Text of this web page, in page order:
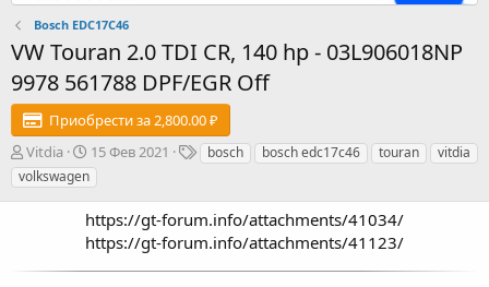
Bosch EDC17C46
VW Touran 2.0 TDI CR, 140 hp - 03L906018NP
9978 561788 DPF/EGR Off
Приобрести за 2,800.00 ₽
А
в
т
Vitdia
Д
а
т
с
о
з
15 Фев 2021
Тbosch bosch edc17c46 touran
vitdia
volkswagen
https://gt-forum.info/attachments/41034/
https://gt-forum.info/attachments/41123/​